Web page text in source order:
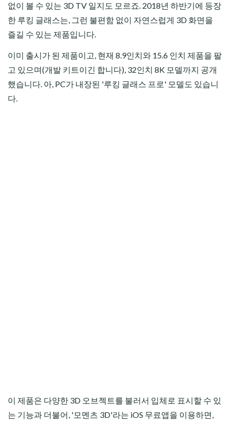
없이 볼 수 있는 3D TV 일지도 모르죠. 2018년 하반기에 등장
한 루킹 글래스는, 그런 불편함 없이 자연스럽게 3D 화면을
즐길 수 있는 제품입니다.
이미 출시가 된 제품이고, 현재 8.9인치와 15.6 인치 제품을 팔
고 있으며(개발 키트이긴 합니다), 32인치 8K 모델까지 공개
했습니다. 아, PC가 내장된 '루킹 글래스 프로' 모델도 있습니
다.
이 제품은 다양한 3D 오브젝트를 불러서 입체로 표시할 수 있
는 기능과 더불어, '모멘츠 3D'라는 iOS 무료앱을 이용하면,